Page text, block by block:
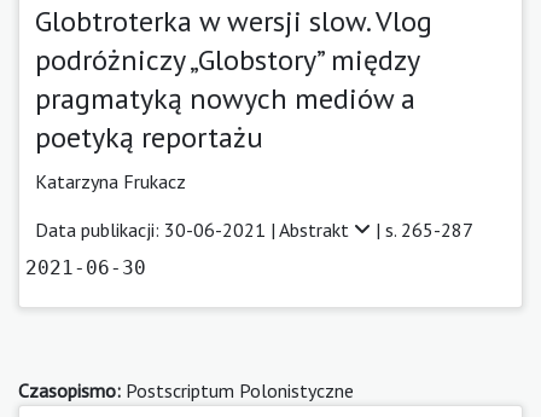
Globtroterka w wersji slow. Vlog
podróżniczy „Globstory” między
pragmatyką nowych mediów a
poetyką reportażu
Katarzyna Frukacz
Data publikacji: 30-06-2021 | Abstrakt | s. 265-287
2021-06-30
Czasopismo: Postscriptum Polonistyczne